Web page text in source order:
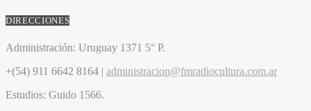
DIRECCIONES
Administración: Uruguay 1371 5° P.
+(54) 911 6642 8164 | administracion@fmradiocultura.com.ar
Estudios: Guido 1566.